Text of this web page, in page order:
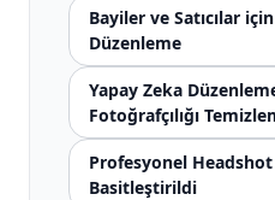
Bayiler ve Satıcılar
Düzenleme
Yapay Zeka
Fotoğrafçılığı
Profesyonel
Basitleştirildi